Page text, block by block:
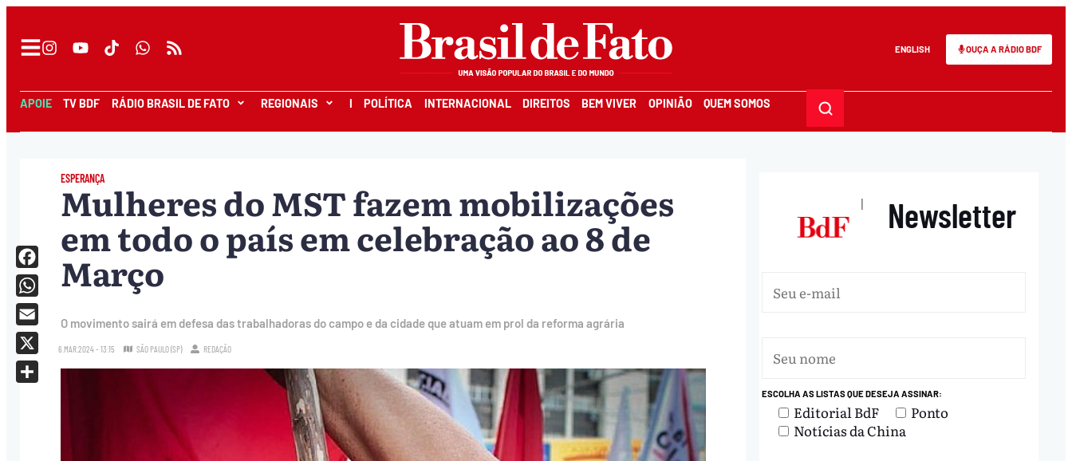
ENGLISH OUÇA A RÁDIO BDF
APOIE TV BDF RÁDIO BRASIL DE FATO REGIONAIS I POLÍTICA INTERNACIONAL DIREITOS BEM VIVER OPINIÃO QUEM SOMOS
ESPERANÇA
Mulheres do MST fazem mobilizações
em todo o país em celebração ao 8 de
Março
O movimento sairá em defesa das trabalhadoras do campo e da cidade que atuam em prol da reforma agrária
6.MAR.2024 - 13:15 SÃO PAULO (SP) REDAÇÃO
Facebook
WhatsApp
Email
X
| Newsletter
ESCOLHA AS LISTAS QUE DESEJA ASSINAR:
Editorial BdF
Ponto
Notícias da China